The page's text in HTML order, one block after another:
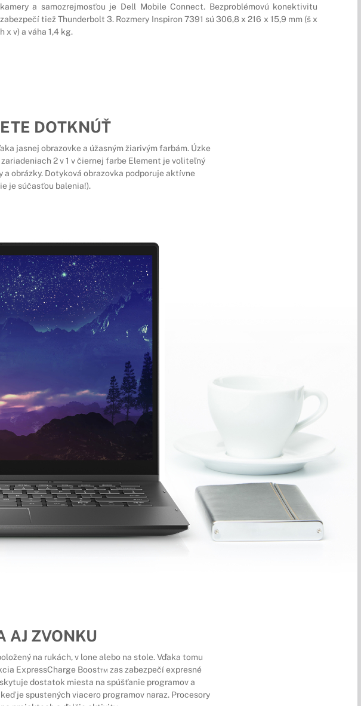
kamery a samozrejmosťou je Dell Mobile Connect. Bezproblémovú konektivitu
zabezpečí tiež Thunderbolt 3. Rozmery Inspiron 7391 sú 306,8 x 216 x 15,9 mm (š x
h x v) a váha 1,4 kg.
DOTKNÚŤ
jasnej obrazovke a úžasným žiarivým farbám. Úzke
2 v 1 v čiernej farbe Element je voliteľný
obrázky. Dotyková obrazovka podporuje aktívne
je súčasťou balenia!).
AJ ZVONKU
na rukách, v lone alebo na stole. Vďaka tomu
ExpressCharge Boost™ zas zabezpečí expresné
dostatok miesta na spúšťanie programov a
je spustených viacero programov naraz. Procesory